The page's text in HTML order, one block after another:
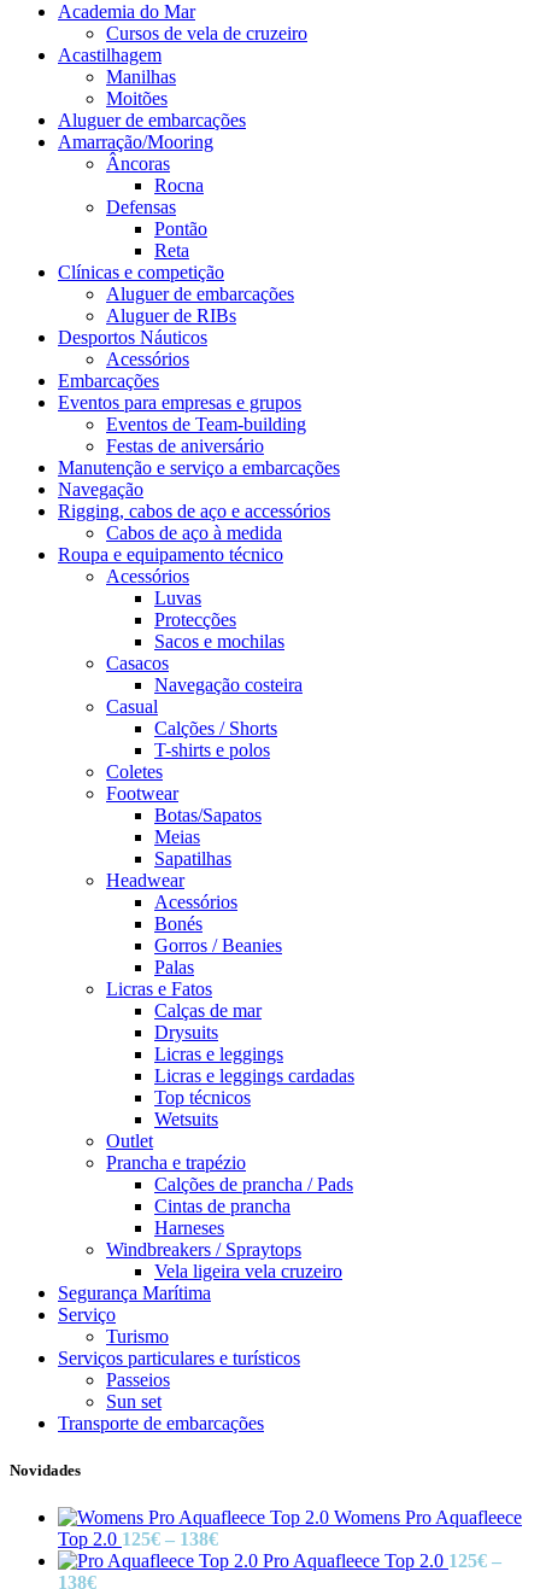
Academia do Mar
Cursos de vela de cruzeiro
Acastilhagem
Manilhas
Moitões
Aluguer de embarcações
Amarração/Mooring
Âncoras
Rocna
Defensas
Pontão
Reta
Clínicas e competição
Aluguer de embarcações
Aluguer de RIBs
Desportos Náuticos
Acessórios
Embarcações
Eventos para empresas e grupos
Eventos de Team-building
Festas de aniversário
Manutenção e serviço a embarcações
Navegação
Rigging, cabos de aço e accessórios
Cabos de aço à medida
Roupa e equipamento técnico
Acessórios
Luvas
Protecções
Sacos e mochilas
Casacos
Navegação costeira
Casual
Calções / Shorts
T-shirts e polos
Coletes
Footwear
Botas/Sapatos
Meias
Sapatilhas
Headwear
Acessórios
Bonés
Gorros / Beanies
Palas
Licras e Fatos
Calças de mar
Drysuits
Licras e leggings
Licras e leggings cardadas
Top técnicos
Wetsuits
Outlet
Prancha e trapézio
Calções de prancha / Pads
Cintas de prancha
Harneses
Windbreakers / Spraytops
Vela ligeira vela cruzeiro
Segurança Marítima
Serviço
Turismo
Serviços particulares e turísticos
Passeios
Sun set
Transporte de embarcações
Novidades
Womens Pro Aquafleece
Top 2.0 125€ – 138€Price
range:Pro Aquafleece Top 2.0 125€ –
138€Price